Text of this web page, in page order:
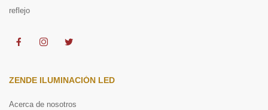
reflejo
ZENDE ILUMINACIÓN LED
Acerca de nosotros